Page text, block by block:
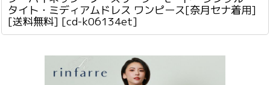
タイト・ミディアムドレス ワンピース[奈月セナ着用]
[送料無料] [cd-k06134et]